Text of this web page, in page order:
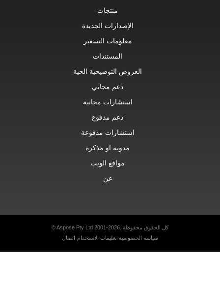
منتجات
الإصدارات الجديدة
معلومات التسعير
المستندات
العروض التوضيحية الحية
دعم مجاني
استشارات مجانية
دعم مدفوع
استشارات مدفوعة
مدونة او مذكرة
مواقع الويب
عن
© Aspose Pty Ltd 2001-2026. كل الحقوق محفوظة
سياسة الخصوصية تعليمات الاستخدام اتصال